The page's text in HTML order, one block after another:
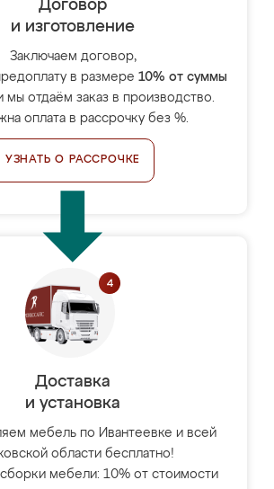
Договор
и изготовление
Заключаем договор,
в размере 10% от суммы
мы отдаём заказ в производство.
оплата в рассрочку без %.
УЗНАТЬ О РАССРОЧКЕ
Доставка
и установка
мебель по Ивантеевке и всей
области бесплатно!
мебели: 10% от стоимости